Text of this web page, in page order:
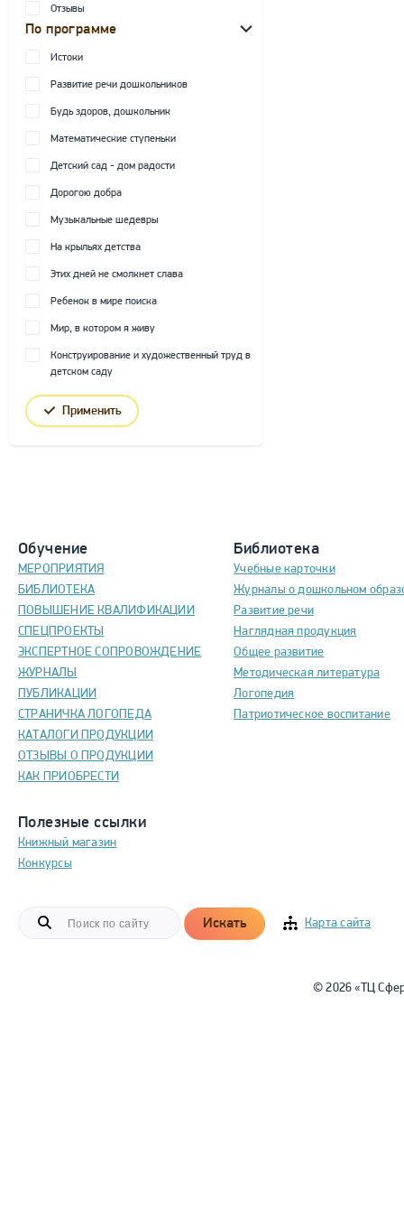
Отзывы
По программе
Истоки
Развитие речи дошкольников
Будь здоров, дошкольник
Математические ступеньки
Детский сад - дом радости
Дорогою добра
Музыкальные шедевры
На крыльях детства
Этих дней не смолкнет слава
Ребенок в мире поиска
Мир, в котором я живу
Конструирование и художественный труд в
детском саду
Применить
Обучение
МЕРОПРИЯТИЯ
БИБЛИОТЕКА
ПОВЫШЕНИЕ КВАЛИФИКАЦИИ
СПЕЦПРОЕКТЫ
ЭКСПЕРТНОЕ СОПРОВОЖДЕНИЕ
ЖУРНАЛЫ
ПУБЛИКАЦИИ
СТРАНИЧКА ЛОГОПЕДА
КАТАЛОГИ ПРОДУКЦИИ
ОТЗЫВЫ О ПРОДУКЦИИ
КАК ПРИОБРЕСТИ
Полезные ссылки
Книжный магазин
Конкурсы
Библиотека
Учебные карточки
Журналы о дошкольном
Развитие речи
Наглядная продукция
Общее развитие
Методическая литература
Логопедия
Патриотическое воспитание
Искать Карта сайта
© 2026 «ТЦ